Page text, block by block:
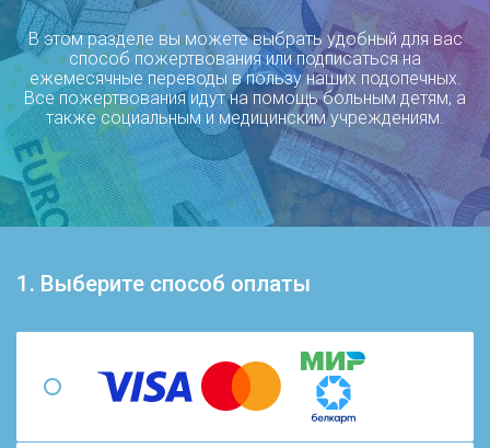
В этом разделе вы можете выбрать удобный для вас
способ пожертвования или подписаться на
ежемесячные переводы в пользу наших подопечных.
Все пожертвования идут на помощь больным детям, а
также социальным и медицинским учреждениям.
1. Выберите способ оплаты